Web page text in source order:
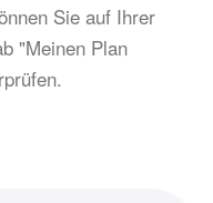
Sie auf Ihrer
"Meinen Plan